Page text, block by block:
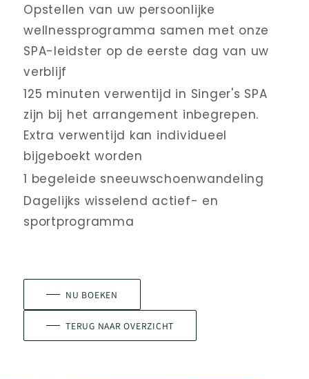
Opstellen van uw persoonlijke
wellnessprogramma samen met onze
SPA-leidster op de eerste dag van uw
verblijf
125 minuten verwentijd in Singer's SPA
zijn bij het arrangement inbegrepen.
Extra verwentijd kan individueel
bijgeboekt worden
1 begeleide sneeuwschoenwandeling
Dagelijks wisselend actief- en
sportprogramma
NU BOEKEN
TERUG NAAR OVERZICHT